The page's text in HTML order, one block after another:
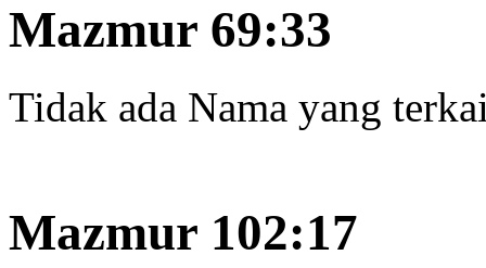
Mazmur 69:33
Tidak ada Nama yang
Mazmur 102:17